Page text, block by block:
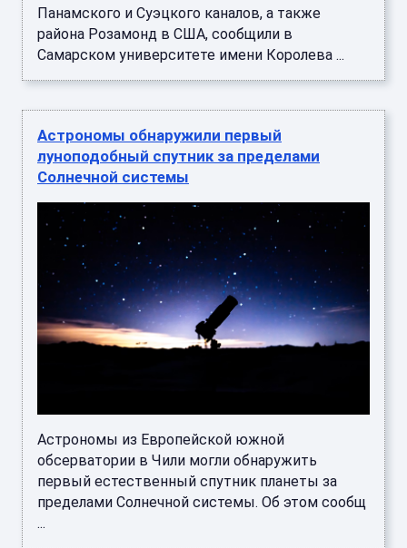
Панамского и Суэцкого каналов, а также
района Розамонд в США, сообщили в
Самарском университете имени Королева ...
Астрономы обнаружили первый
луноподобный спутник за пределами
Солнечной системы
Астрономы из Европейской южной
обсерватории в Чили могли обнаружить
первый естественный спутник планеты за
пределами Солнечной системы. Об этом сообщ
...